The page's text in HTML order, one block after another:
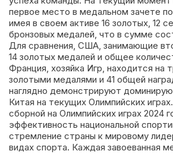
первое место в медальном зачете
имея в своем активе 16 золотых, 12
бронзовых медалей, что в сумме
Для сравнения, США, занимающие
14 золотых медалей и общее
Франция, хозяйка Игр, находится на
золотыми медалями и 41 общей
наглядно демонстрируют
Китая на текущих Олимпийских
сборной на Олимпийских играх 2024
эффективность национальной
стремление страны к мировому
видах спорта. Каждая завоеванная